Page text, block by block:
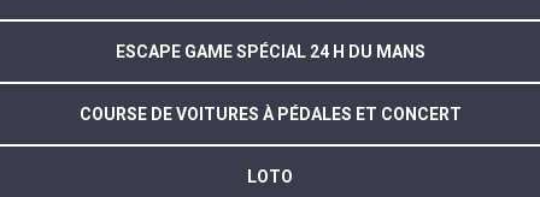
ESCAPE GAME SPÉCIAL 24 H DU MANS
COURSE DE VOITURES À PÉDALES ET CONCERT
LOTO